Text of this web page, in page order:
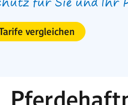
vergleichen